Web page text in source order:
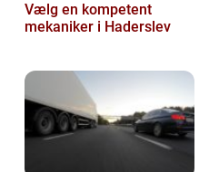
Vælg en kompetent
mekaniker i Haderslev